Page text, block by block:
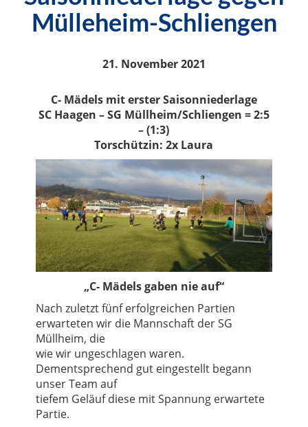
Mülleheim-Schliengen
21. November 2021
C- Mädels mit erster Saisonniederlage
SC Haagen – SG Müllheim/Schliengen = 2:5
– (1:3)
Torschützin: 2x Laura
„C- Mädels gaben nie auf“
Nach zuletzt fünf erfolgreichen Partien
erwarteten wir die Mannschaft der SG
Müllheim, die
wie wir ungeschlagen waren.
Dementsprechend gut eingestellt begann
unser Team auf
tiefem Geläuf diese mit Spannung erwartete
Partie.